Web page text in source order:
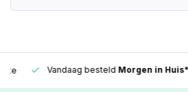
Vandaag besteldMorgen in Huis*